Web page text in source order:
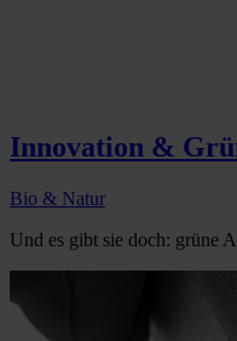
Innovation &
Bio & Natur
Und es gibt sie doch: grüne